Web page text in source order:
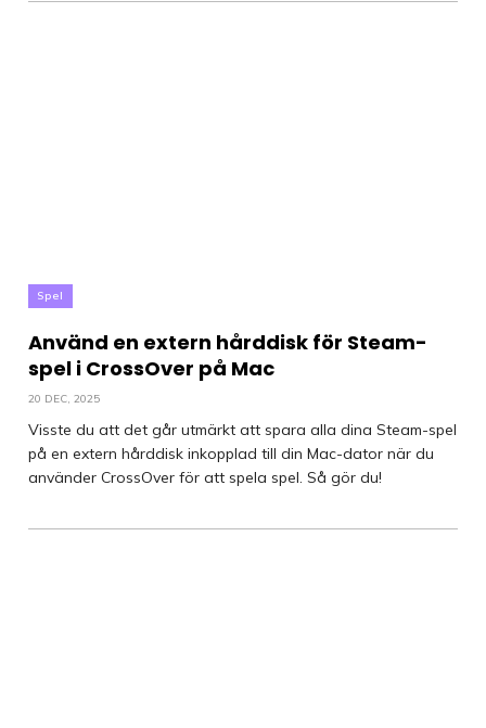
Spel
Använd en extern hårddisk för Steam-
spel i CrossOver på Mac
20 DEC, 2025
Visste du att det går utmärkt att spara alla dina Steam-spel
på en extern hårddisk inkopplad till din Mac-dator när du
använder CrossOver för att spela spel. Så gör du!